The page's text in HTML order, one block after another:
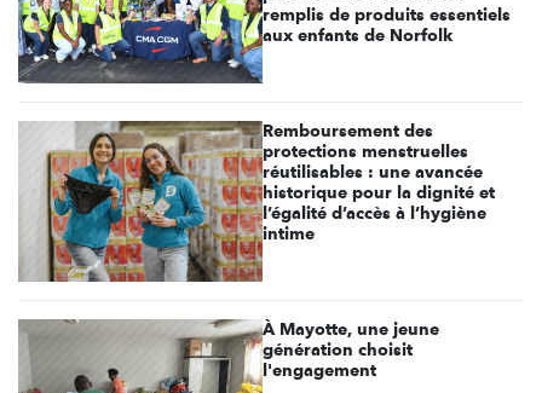
remplis de produits essentiels
aux enfants de Norfolk
Remboursement des
protections menstruelles
réutilisables : une avancée
historique pour la dignité et
l’égalité d’accès à l’hygiène
intime
À Mayotte, une jeune
génération choisit
l'engagement